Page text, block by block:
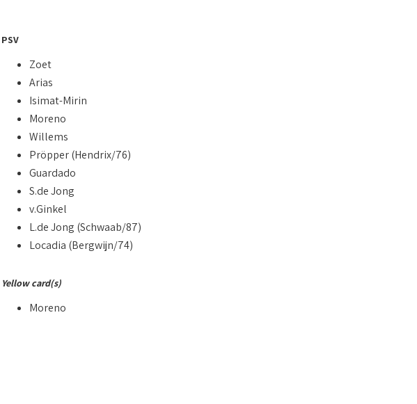
PSV
Zoet
Arias
Isimat-Mirin
Moreno
Willems
Pröpper (Hendrix/76)
Guardado
S.de Jong
v.Ginkel
L.de Jong (Schwaab/87)
Locadia (Bergwijn/74)
Yellow card(s)
Moreno